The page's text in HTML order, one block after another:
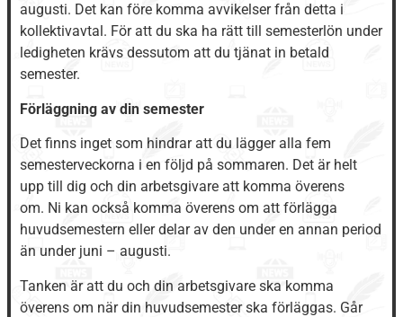
augusti. Det kan före komma avvikelser från detta i
kollektivavtal. För att du ska ha rätt till semesterlön under
ledigheten krävs dessutom att du tjänat in betald
semester.
Förläggning av din semester
Det finns inget som hindrar att du lägger alla fem
semesterveckorna i en följd på sommaren. Det är helt
upp till dig och din arbetsgivare att komma överens
om. Ni kan också komma överens om att förlägga
huvudsemestern eller delar av den under en annan period
än under juni – augusti.
Tanken är att du och din arbetsgivare ska komma
överens om när din huvudsemester ska förläggas. Går